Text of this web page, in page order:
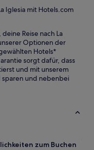
Iglesia mit Hotels.com
Reise nach La
Optionen der
Hotels*
sorgt dafür, dass
und mit unserem
und nebenbei
zum Buchen